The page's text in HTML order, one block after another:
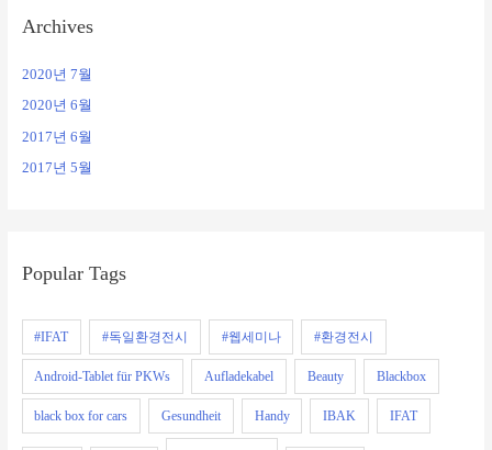
Archives
2020년 7월
2020년 6월
2017년 6월
2017년 5월
Popular Tags
#IFAT #독일환경전시 #웹세미나 #환경전시
Android-Tablet für PKWs Aufladekabel Beauty Blackbox
black box for cars Gesundheit Handy IBAK IFAT